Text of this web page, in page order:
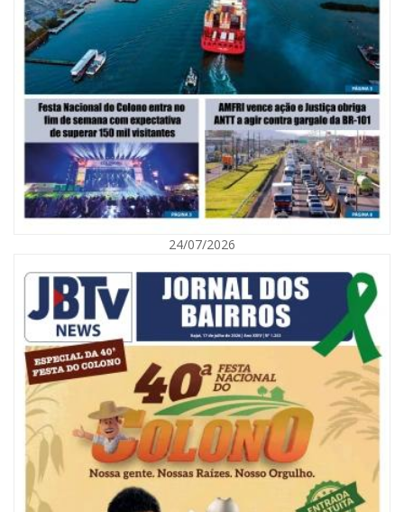
08/08/2026 | 07:00
Saúde de BC abre inscrições para Oficina Regional de Qualidade em
Vigilância Sanitária
PENHA
24/07/2026